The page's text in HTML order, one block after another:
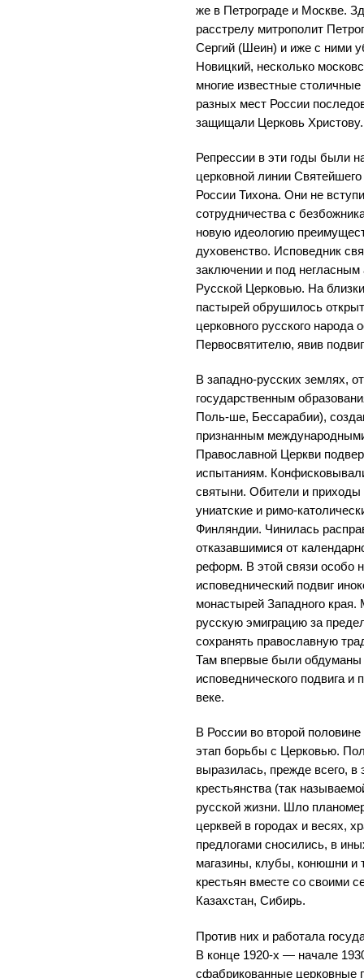
же в Петрограде и Москве.
расстрелу митрополит
Сергий (Шеин) и иже с ними
Новицкий, несколько
многие известные
разных мест России
защищали Церковь Христову.
Репрессии в эти годы были
церковной линии
России Тихона. Они не
сотрудничества с
новую идеологию
духовенство. Исповедник
заключении и под
Русской Церковью. На
пастырей обрушилось
церковного русского народа
Первосвятителю, явив
В западно-русских землях,
государственным
Поль-ше, Бессарабии),
признанным
Православной Церкви
испытаниям.
святыни. Обители и
униатские и римо-
Финляндии. Чинилась
отказавшимися от
реформ. В этой связи особо
исповеднический подвиг
монастырей Западного
русскую эмиграцию за
сохранять православную
Там впервые были обдуманы
исповеднического подвига и
веке.
В России во второй
этап борьбы с Церковью.
выразилась, прежде всего, в
крестьянства (так
русской жизни. Шло
церквей в городах и весях,
предлогами сносились, в
магазины, клубы, конюшни и
крестьян вместе со своими
Казахстан, Сибирь.
Против них и работала
В конце 1920-х — начале
сфабрикованные церковные